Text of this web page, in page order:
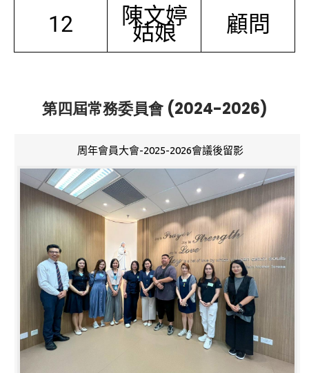
12 陳文婷
姑娘 顧問
第四屆常務委員會 (2024-2026)
周年會員大會-2025-2026會議後留影